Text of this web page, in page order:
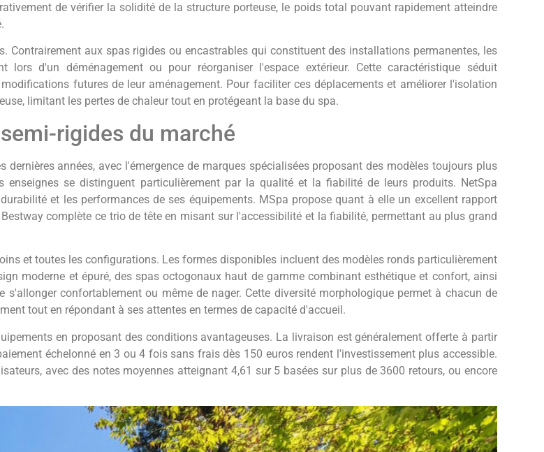
de vérifier la solidité de la structure porteuse, le poids total pouvant rapidement atteindre
Contrairement aux spas rigides ou encastrables qui constituent des installations permanentes, les
lors d'un déménagement ou pour réorganiser l'espace extérieur. Cette caractéristique séduit
futures de leur aménagement. Pour faciliter ces déplacements et améliorer l'isolation
limitant les pertes de chaleur tout en protégeant la base du spa.
rigides du marché
années, avec l'émergence de marques spécialisées proposant des modèles toujours plus
se distinguent particulièrement par la qualité et la fiabilité de leurs produits. NetSpa
et les performances de ses équipements. MSpa propose quant à elle un excellent rapport
complète ce trio de tête en misant sur l'accessibilité et la fiabilité, permettant au plus grand
et toutes les configurations. Les formes disponibles incluent des modèles ronds particulièrement
moderne et épuré, des spas octogonaux haut de gamme combinant esthétique et confort, ainsi
confortablement ou même de nager. Cette diversité morphologique permet à chacun de
tout en répondant à ses attentes en termes de capacité d'accueil.
en proposant des conditions avantageuses. La livraison est généralement offerte à partir
échelonné en 3 ou 4 fois sans frais dès 150 euros rendent l'investissement plus accessible.
avec des notes moyennes atteignant 4,61 sur 5 basées sur plus de 3600 retours, ou encore